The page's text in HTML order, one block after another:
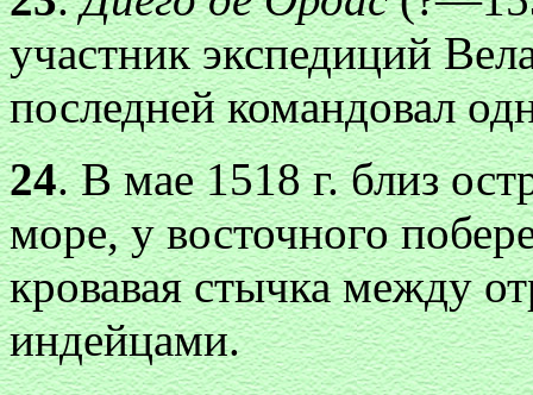
участник экспедиций
последней командовал
24. В мае 1518 г. близ
море, у восточного
кровавая стычка между
индейцами.